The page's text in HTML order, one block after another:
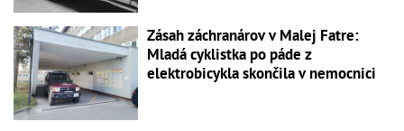
Zásah záchranárov v Malej Fatre:
Mladá cyklistka po páde z
elektrobicykla skončila v nemocnici